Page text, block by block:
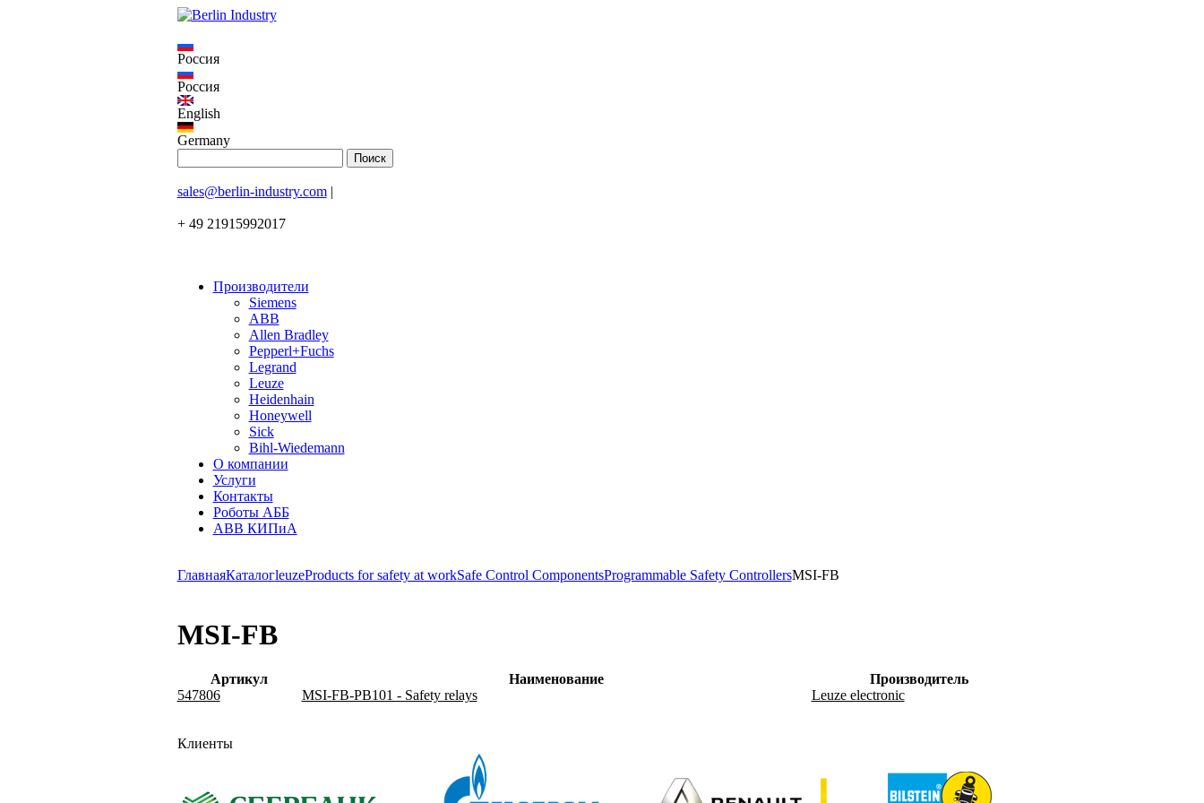
Россия
Россия
English
Germany
sales@berlin-industry.com|
+ 49 21915992017
Производители
Siemens
ABB
Allen Bradley
Pepperl+Fuchs
Legrand
Leuze
Heidenhain
Honeywell
Sick
Bihl-Wiedemann
О компании
Услуги
Контакты
Роботы АББ
ABB КИПиА
ГлавнаяКаталогleuzeProducts for safety at workSafe Control ComponentsProgrammable Safety ControllersMSI-FB
MSI-FB
Артикул Наименование
Производитель
547806
MSI-FB-PB101 - Safety relays Leuze electronic
Клиенты